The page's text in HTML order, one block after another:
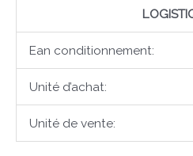
Ean conditionnement:
Unité d’achat:
Unité de vente: